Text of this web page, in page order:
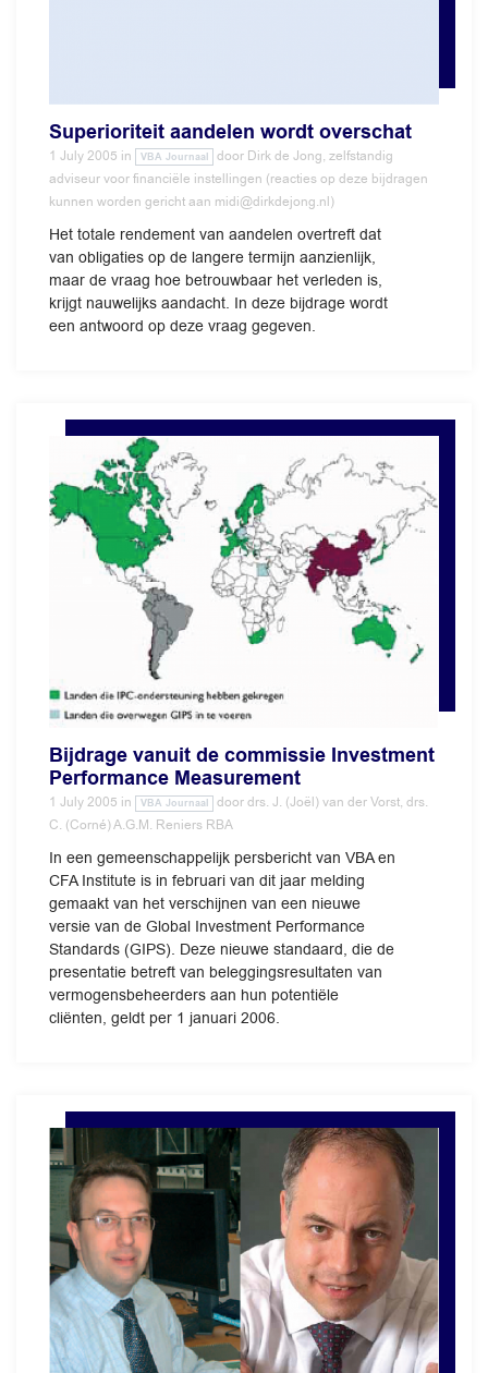
Superioriteit aandelen wordt overschat
1 July 2005 in VBA Journaal door Dirk de Jong, zelfstandig
adviseur voor financiële instellingen (reacties op deze bijdragen
kunnen worden gericht aan midi@dirkdejong.nl)
Het totale rendement van aandelen overtreft dat
van obligaties op de langere termijn aanzienlijk,
maar de vraag hoe betrouwbaar het verleden is,
krijgt nauwelijks aandacht. In deze bijdrage wordt
een antwoord op deze vraag gegeven.
Bijdrage vanuit de commissie Investment
Performance Measurement
1 July 2005 in VBA Journaal doordrs. J. (Joël) van der Vorst, drs.
C. (Corné) A.G.M. Reniers RBA
In een gemeenschappelijk persbericht van VBA en
CFA Institute is in februari van dit jaar melding
gemaakt van het verschijnen van een nieuwe
versie van de Global Investment Performance
Standards (GIPS). Deze nieuwe standaard, die de
presentatie betreft van beleggingsresultaten van
vermogensbeheerders aan hun potentiële
cliënten, geldt per 1 januari 2006.